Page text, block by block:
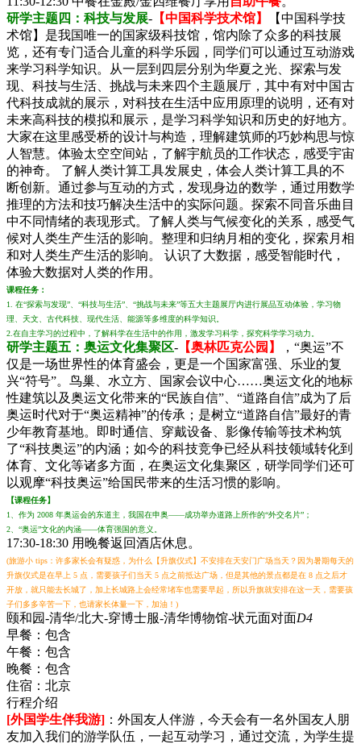
研学主题四：科技与发展- 【中国科学技术馆】
【中国科学技
术馆】是我国唯一的国家级科技馆，馆内除了众多的科技展
览，还有专门适合儿童的科学乐园，同学们可以通过互动游戏
来学习科学知识。从一层到四层分别为华夏之光、探索与发
现、科技与生活、挑战与未来四个主题展厅，其中有对中国古
代科技成就的展示，对科技在生活中应用原理的说明，还有对
未来高科技的模拟和展示，是学习科学知识和历史的好地方。
大家在这里感受桥的设计与构造，理解建筑师的巧妙构思与惊
人智慧。体验太空空间站，了解宇航员的工作状态，感受宇宙
的神奇。 了解人类计算工具发展史，体会人类计算工具的不
断创新。通过参与互动的方式，发现身边的数学，通过用数学
推理的方法和技巧解决生活中的实际问题。探索不同音乐曲目
中不同情绪的表现形式。了解人类与气候变化的关系，感受气
候对人类生产生活的影响。整理和归纳月相的变化，探索月相
和对人类生产生活的影响。 认识了大数据，感受智能时代，
体验大数据对人类的作用。
课程任务：
1. 在“探索与发现”、“科技与生活”、“挑战与未来”等五大主题展厅内进行展品互动体验，学习物
理、天文、古代科技、现代生活、能源等多维度的科学知识。
2.在自主学习的过程中，了解科学在生活中的作用，激发学习科学，探究科学学习动力。
研学主题五：奥运文化集聚区- 【奥林匹克公园】
，“奥运”不
仅是一场世界性的体育盛会，更是一个国家富强、乐业的复
兴“符号”。鸟巢、水立方、国家会议中心……奥运文化的地标
性建筑以及奥运文化带来的“民族自信”、“道路自信”成为了后
奥运时代对于“奥运精神”的传承；是树立“道路自信”最好的青
少年教育基地。即时通信、穿戴设备、影像传输等技术构筑
了“科技奥运”的内涵；如今的科技竞争已经从科技领域转化到
体育、文化等诸多方面，在奥运文化集聚区，研学同学们还可
以观摩“科技奥运”给国民带来的生活习惯的影响。
【课程任务】
1、作为 2008 年奥运会的东道主，我国在申奥——成功举办道路上所作的“外交名片”；
2、“奥运”文化的内涵——体育强国的意义。
17:30-18:30 用晚餐返回酒店休息。
(旅游小 tips：许多家长会有疑惑，为什么【升旗仪式】不安排在天安门广场当天？因为暑期每天的
升旗仪式是在早上 5 点，需要孩子们当天 5 点之前抵达广场，但是其他的景点都是在 8 点之后才
开放，就只能去长城了，加上长城路上会经常堵车也需要早起，所以升旗就安排在这一天，需要孩
子们多多辛苦一下，也请家长体量一下，加油！)
颐和园-清华/北大-穿博士服-清华博物馆-状元面对面D4
早餐： 包含
午餐： 包含
晚餐： 包含
住宿： 北京
行程介绍
[外国学生伴我游] ：外国友人伴游，今天会有一名外国友人朋
友加入我们的游学队伍，一起互动学习，通过交流，为学生提